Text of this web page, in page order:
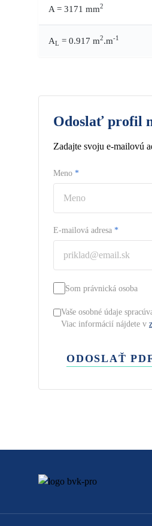
A = 3171 mm2
AL = 0.917 m2.m-1
Odoslať profil
Zadajte svoju e-mailovú
Meno *
E-mailová adresa *
Som právnická osoba
Vaše osobné údaje
Viac informácií nájdete v
ODOSLAŤ